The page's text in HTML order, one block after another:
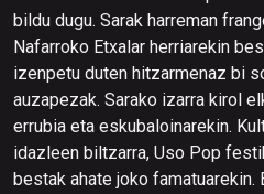
bildu dugu. Sarak harreman
Nafarroko Etxalar herriarekin
izenpetu duten hitzarmenaz bi
auzapezak. Sarako izarra kirol
errubia eta eskubaloinarekin.
idazleen biltzarra, Uso Pop
bestak ahate joko famatuarekin.